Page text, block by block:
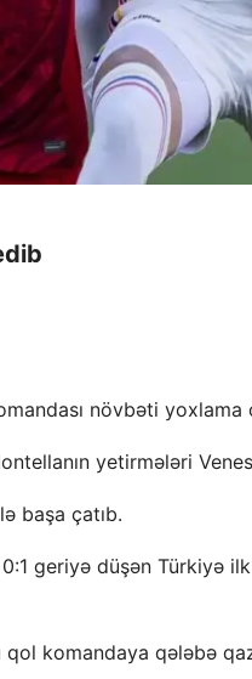
növbəti yoxlama
yetirmələri
başa çatıb.
geriyə düşən Türkiyə
komandaya qələbə